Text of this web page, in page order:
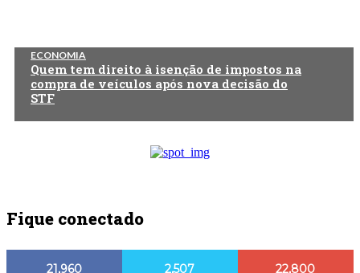
ECONOMIA
Quem tem direito à isenção de impostos na
compra de veículos após nova decisão do
STF
Fique conectado
21,960 2,507 22,800